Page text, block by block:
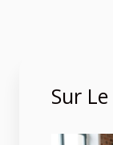
Sur